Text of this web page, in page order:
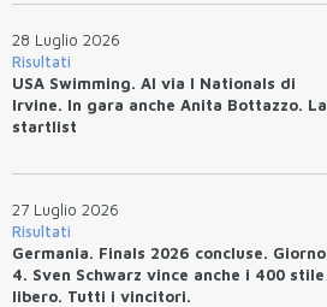
28 Luglio 2026
Risultati
USA Swimming. Al via I Nationals di
Irvine. In gara anche Anita Bottazzo. La
startlist
27 Luglio 2026
Risultati
Germania. Finals 2026 concluse. Giorno
4. Sven Schwarz vince anche i 400 stile
libero. Tutti i vincitori.